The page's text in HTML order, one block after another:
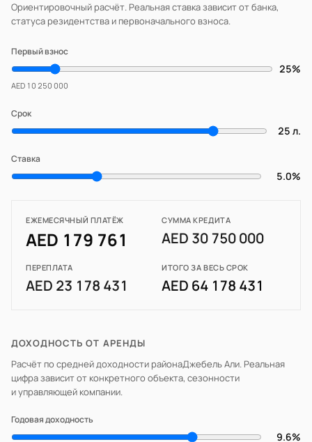
Ориентировочный расчёт. Реальная ставка зависит от банка,
статуса резидентства и первоначального взноса.
Первый взнос
25%
AED 10 250 000
Срок
25 л.
Ставка
5.0%
ЕЖЕМЕСЯЧНЫЙ ПЛАТЁЖ
AED 179 761
СУММА КРЕДИТА
AED 30 750 000
ПЕРЕПЛАТА
AED 23 178 431
ИТОГО ЗА ВЕСЬ СРОК
AED 64 178 431
ДОХОДНОСТЬ ОТ АРЕНДЫ
Расчёт по средней доходности районаДжебель Али. Реальная
цифра зависит от конкретного объекта, сезонности
и управляющей компании.
Годовая доходность
9.6%